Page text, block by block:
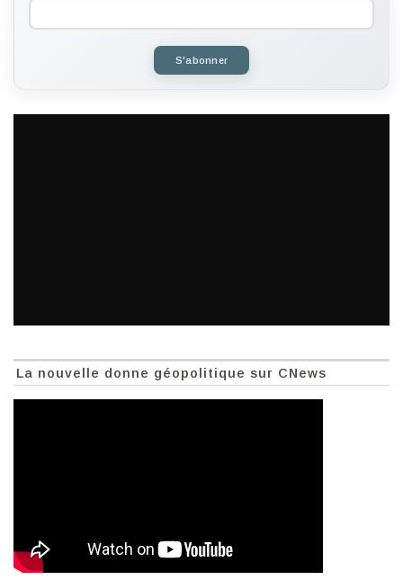
S'abonner
La nouvelle donne géopolitique sur CNews